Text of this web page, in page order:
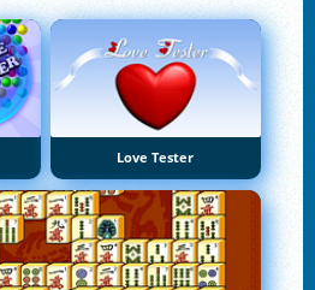
Love Tester